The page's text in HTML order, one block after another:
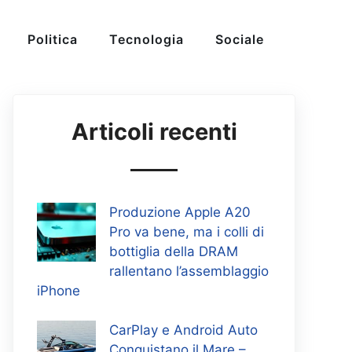
Politica Tecnologia Sociale
Articoli recenti
Produzione Apple A20
Pro va bene, ma i colli di
bottiglia della DRAM
rallentano l’assemblaggio
iPhone
CarPlay e Android Auto